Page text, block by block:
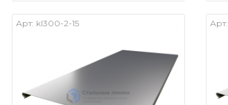
Арт: kl300-2-15 Арт: